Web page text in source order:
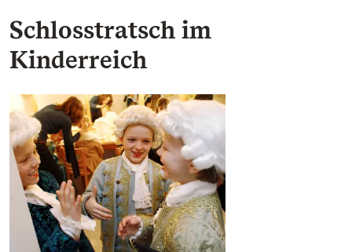
Schlosstratsch im
Kinderreich